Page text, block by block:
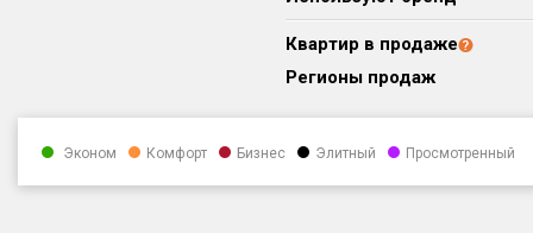
Квартир в продаже
Регионы продаж
Эконом Комфорт Бизнес Элитный Просмотренный